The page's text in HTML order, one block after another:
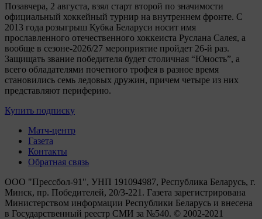
Позавчера, 2 августа, взял старт второй по значимости
официальный хоккейный турнир на внутреннем фронте. C
2013 года розыгрыш Кубка Беларуси носит имя
прославленного отечественного хоккеиста Руслана Салея, а
вообще в сезоне-2026/27 мероприятие пройдет 26-й раз.
Защищать звание победителя будет столичная “Юность”, а
всего обладателями почетного трофея в разное время
становились семь ледовых дружин, причем четыре из них
представляют периферию.
Купить подписку
Матч-центр
Газета
Контакты
Обратная связь
ООО "Прессбол-91", УНП 191094987, Республика Беларусь, г.
Минск, пр. Победителей, 20/3-221. Газета зарегистрирована
Министерством информации Республики Беларусь и внесена
в Государственный реестр СМИ за №540. © 2002-2021